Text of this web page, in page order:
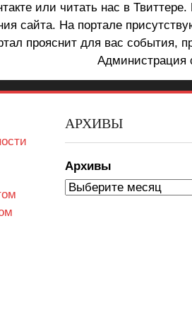
или читать нас в
сайта. На портале
прояснит для вас события,
Администрация
АРХИВЫ
Архивы